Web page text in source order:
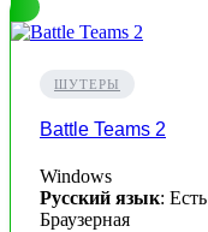
ШУТЕРЫ
Battle Teams 2
Windows
Русский язык: Есть
Браузерная